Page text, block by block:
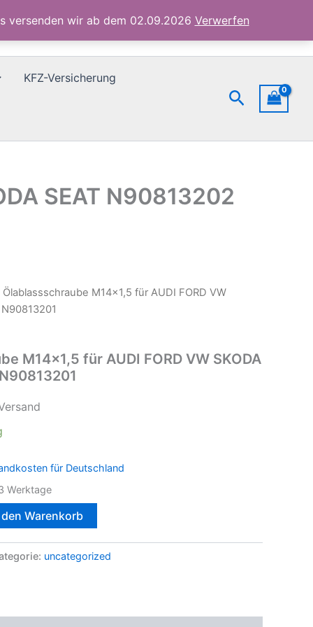
versenden wir ab dem 02.09.2026 Verwerfen
KFZ-Versicherung
Suchen
SEAT N90813202
Ölablassschraube M14x1,5 für AUDI FORD VW
M14x1,5 für AUDI FORD VW SKODA
für Deutschland
Werktage
den Warenkorb
uncategorized
VW
SKODA
SEAT
N90813202
Menge